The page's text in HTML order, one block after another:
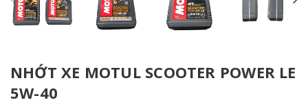
NHỚT XE MOTUL SCOOTER POWER LE
5W-40